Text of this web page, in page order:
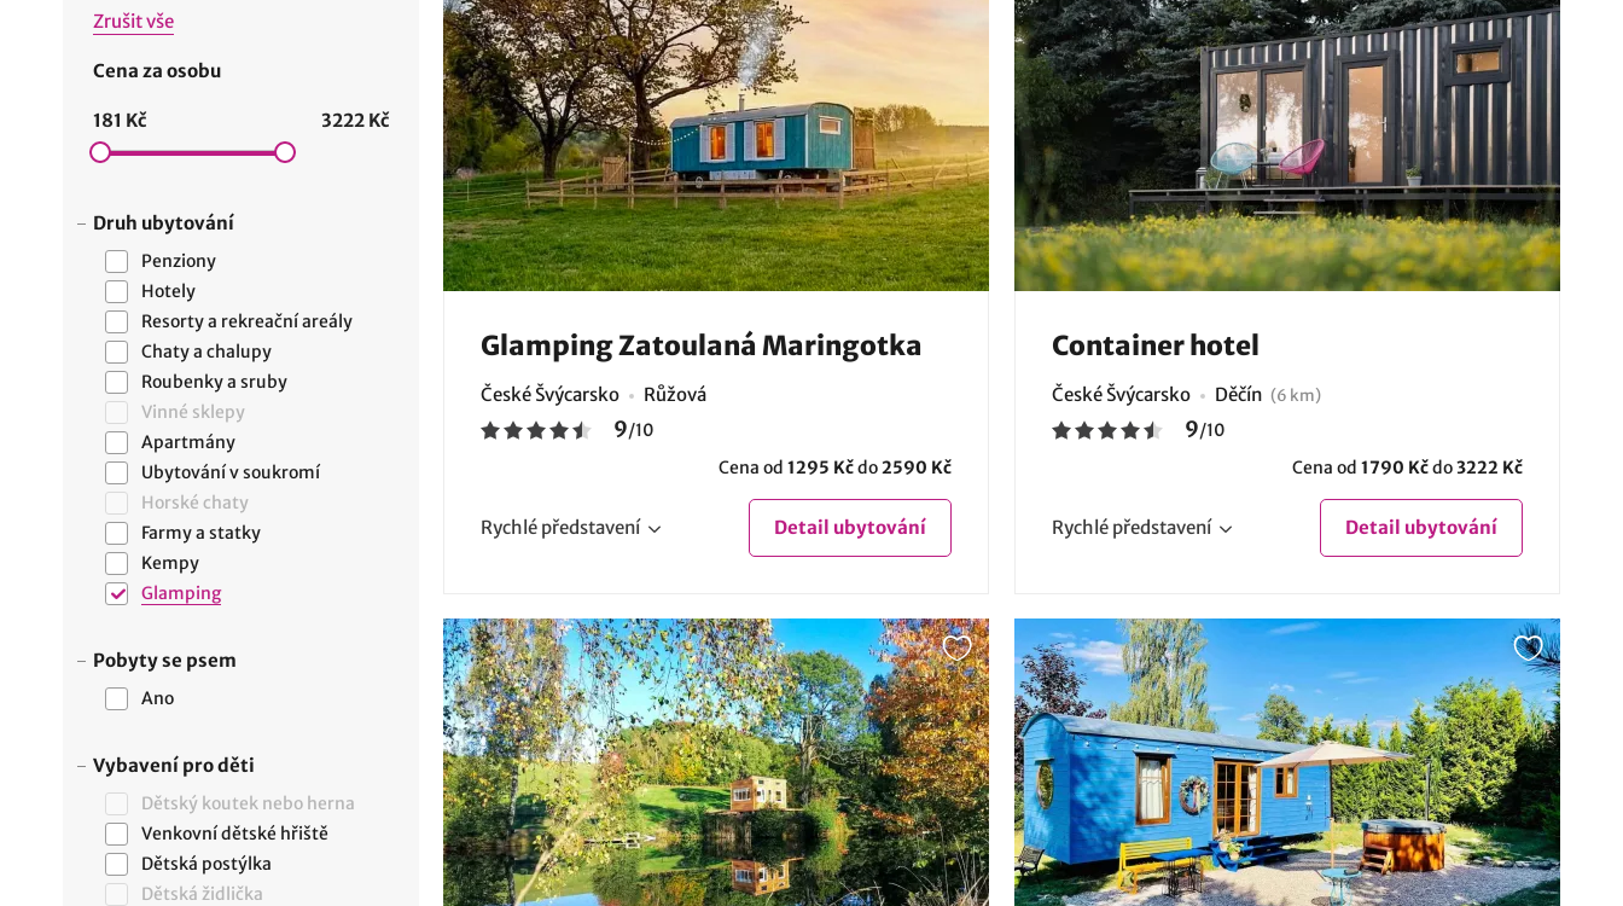
Zrušit vše
Cena za osobu
181 Kč 3222 Kč
Druh ubytování
Penziony
Hotely
Resorty a rekreační areály
Chaty a chalupy
Roubenky a sruby
Vinné sklepy
Apartmány
Ubytování v soukromí
Horské chaty
Farmy a statky
Kempy
Glamping
Pobyty se psem
Ano
Vybavení pro děti
Dětský koutek nebo herna
Venkovní dětské hřiště
Dětská postýlka
Dětská židlička
Glamping Zatoulaná Maringotka
České Švýcarsko Růžová
9/10
Cena od 1295 Kčdo2590 Kč
Rychlé představení Detail ubytování
Container hotel
České Švýcarsko Děčín (6 km)
9/10
Cena od 1790 Kčdo3222 Kč
Rychlé představení Detail ubytování